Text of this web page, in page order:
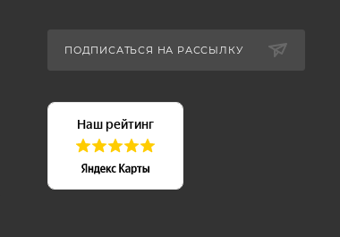
ПОДПИСАТЬСЯ НА РАССЫЛКУ